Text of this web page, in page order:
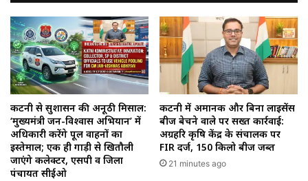
कटनी से सुशासन की अनूठी मिसाल:
‘मुख्यमंत्री जन-विश्वास अभियान’ में
अधिकारी करेंगे पूल वाहनों का
इस्तेमाल; एक ही गाड़ी से खितौली
जाएंगे कलेक्टर, एसपी व जिला
पंचायत सीईओ
कटनी में अमानक और बिना लाइसेंस
बीज बेचने वाले पर सख्त कार्रवाई:
अग्रहरि कृषि केंद्र के संचालक पर
FIR दर्ज, 150 किलो बीज जब्त
21 minutes ago